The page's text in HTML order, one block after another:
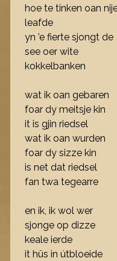
hoe te tinken oan
leafde
yn ’e fierte sjongt de
see oer wite
kokkelbanken
wat ik oan gebaren
foar dy meitsje kin
it is gjin riedsel
wat ik oan wurden
foar dy sizze kin
is net dat riedsel
fan twa tegearre
en ik, ik wol wer
sjonge op dizze
keale ierde
it hûs in útbloeide